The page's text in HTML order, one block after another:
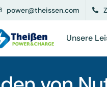
power@theissen.com
Unsere